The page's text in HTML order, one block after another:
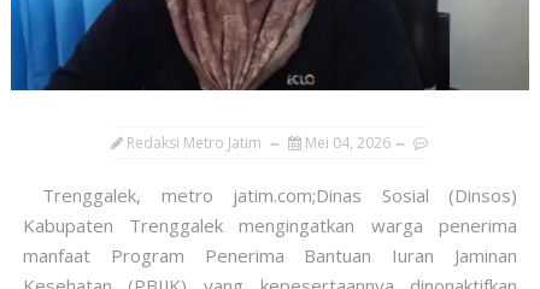
Redaksi Metro Jatim Mei 04, 2026
Trenggalek, metro jatim.com;Dinas Sosial (Dinsos)
Kabupaten Trenggalek mengingatkan warga penerima
manfaat Program Penerima Bantuan Iuran Jaminan